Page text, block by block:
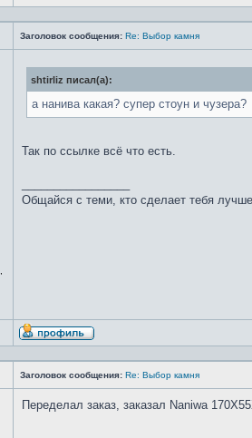
Заголовок сообщения: Re: Выбор камня
shtirliz писал(а):
а нанива какая? супер стоун и чузера?
Так по ссылке всё что есть.
Общайся с теми, кто сделает тебя
Заголовок сообщения: Re: Выбор камня
Переделал заказ, заказал Naniwa